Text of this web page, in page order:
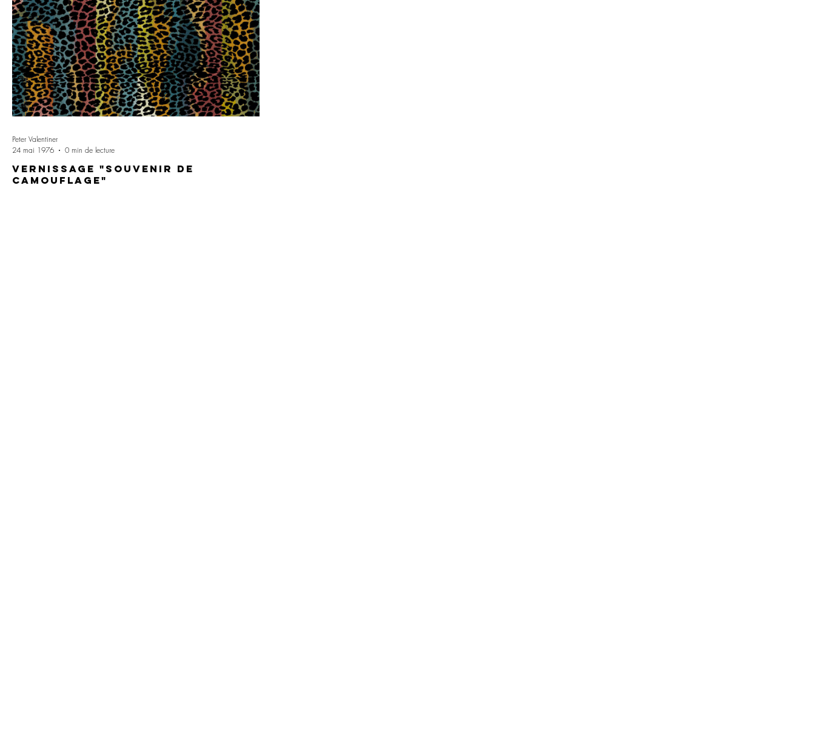
Vernissage "Souvenir de
Camouflage"
Peter Valentiner
24 mai 1976
0 min de lecture